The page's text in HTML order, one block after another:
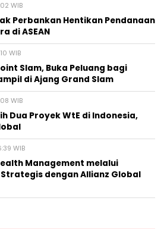
WIB
Perbankan Hentikan Pendanaan
di ASEAN
WIB
Slam, Buka Peluang bagi
di Ajang Grand Slam
WIB
Dua Proyek WtE di Indonesia,
WIB
Management melalui
dengan Allianz Global